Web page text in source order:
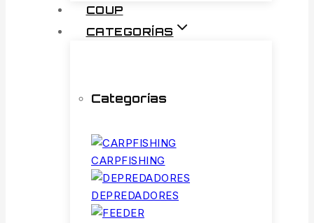
COUP
CATEGORÍAS
Categorías
CARPFISHING
DEPREDADORES